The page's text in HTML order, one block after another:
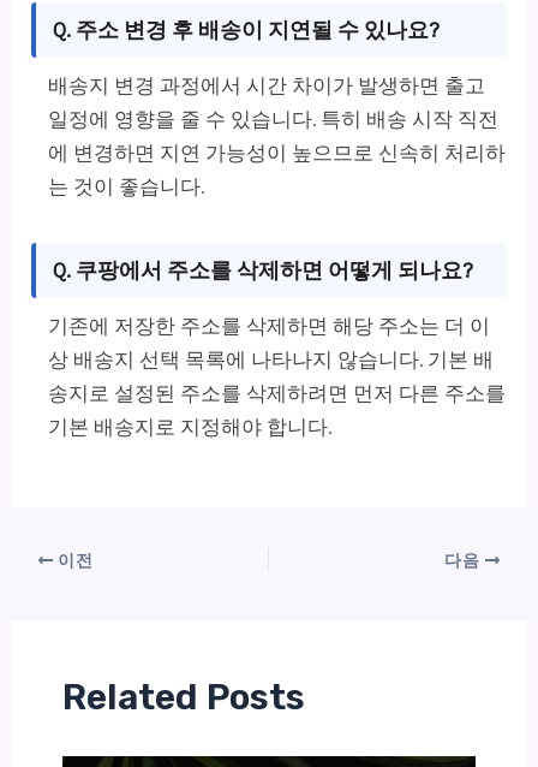
Q. 주소 변경 후 배송이 지연될 수 있나요?
배송지 변경 과정에서 시간 차이가 발생하면 출고
일정에 영향을 줄 수 있습니다. 특히 배송 시작 직전
에 변경하면 지연 가능성이 높으므로 신속히 처리하
는 것이 좋습니다.
Q. 쿠팡에서 주소를 삭제하면 어떻게 되나요?
기존에 저장한 주소를 삭제하면 해당 주소는 더 이
상 배송지 선택 목록에 나타나지 않습니다. 기본 배
송지로 설정된 주소를 삭제하려면 먼저 다른 주소를
기본 배송지로 지정해야 합니다.
이전 다음
Related Posts